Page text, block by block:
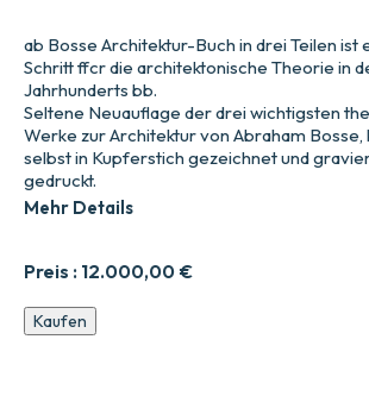
Preis : 12.000,00 €
ab Bosse Architektur-Buch in drei Teilen ist
Schritt ffcr die architektonische Theorie in
Jahrhunderts bb.
Seltene Neuauflage der drei wichtigsten
Werke zur Architektur von Abraham
selbst in Kupferstich gezeichnet und
gedruckt.
Mehr Details
Traité
des
Kaufen